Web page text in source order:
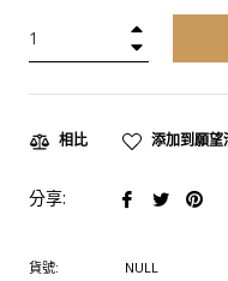
相比 添加到願望
分享:
在
在 在
貨號:
NULL